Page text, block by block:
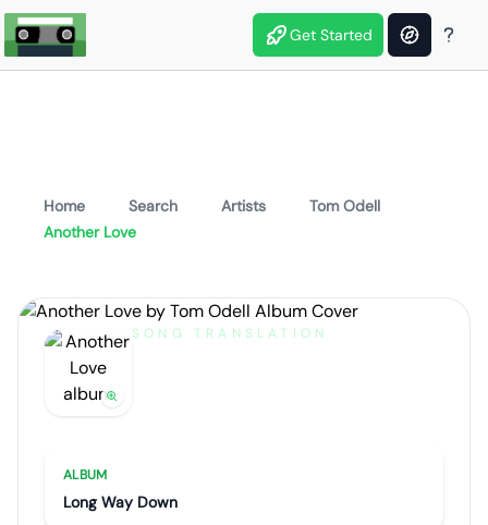
Get Started
Home Search Artists
Tom Odell
Another Love
SONG TRANSLATION
ALBUM
Long Way Down